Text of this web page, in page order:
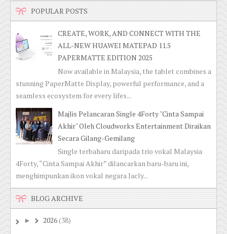
POPULAR POSTS
CREATE, WORK, AND CONNECT WITH THE
ALL-NEW HUAWEI MATEPAD 11.5
PAPERMATTE EDITION 2025
Now available in Malaysia, the tablet combines a
stunning PaperMatte Display, powerful performance, and a
seamless ecosystem for every lifes...
Majlis Pelancaran Single 4Forty "Cinta Sampai
Akhir" Oleh Cloudworks Entertainment Diraikan
Secara Gilang-Gemilang
Single terbaharu daripada trio vokal Malaysia
4Forty, “Cinta Sampai Akhir” dilancarkan baru-baru ini,
menghimpunkan ikon vokal negara Jacly...
BLOG ARCHIVE
► 2026(38)